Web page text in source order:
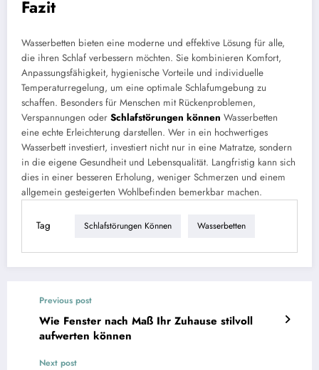
Fazit
Wasserbetten bieten eine moderne und effektive Lösung für alle,
die ihren Schlaf verbessern möchten. Sie kombinieren Komfort,
Anpassungsfähigkeit, hygienische Vorteile und individuelle
Temperaturregelung, um eine optimale Schlafumgebung zu
schaffen. Besonders für Menschen mit Rückenproblemen,
Verspannungen oder Schlafstörungen können Wasserbetten
eine echte Erleichterung darstellen. Wer in ein hochwertiges
Wasserbett investiert, investiert nicht nur in eine Matratze, sondern
in die eigene Gesundheit und Lebensqualität. Langfristig kann sich
dies in einer besseren Erholung, weniger Schmerzen und einem
allgemein gesteigerten Wohlbefinden bemerkbar machen.
Tag Schlafstörungen Können Wasserbetten
Previous post
Wie Fenster nach Maß Ihr Zuhause stilvoll
aufwerten können
Next post